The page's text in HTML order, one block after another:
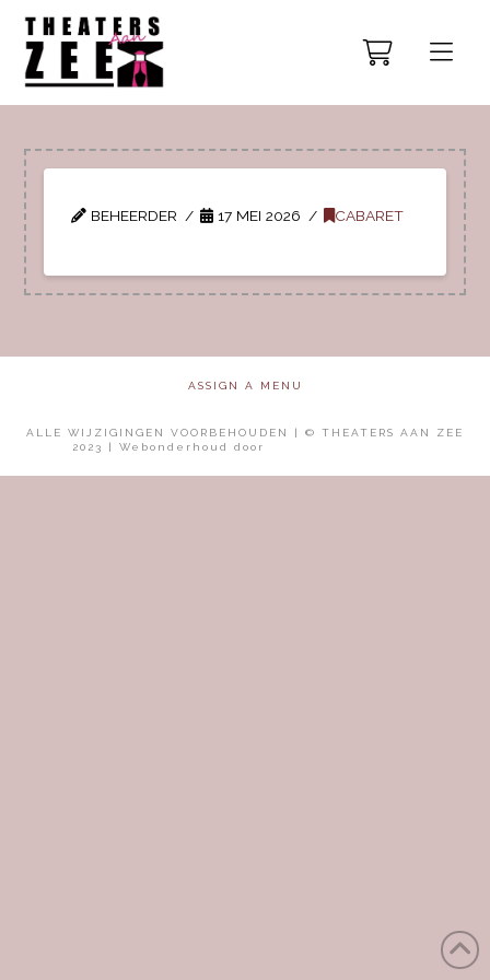
BEHEERDER 17 MEI 2026 CABARET
ASSIGN A MENU
ALLE WIJZIGINGEN VOORBEHOUDEN | © THEATERS AAN ZEE
2023 | Webonderhoud door